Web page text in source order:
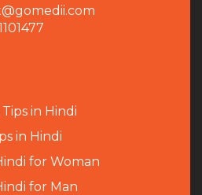
in Hindi
in Hindi
for Woman
for Man